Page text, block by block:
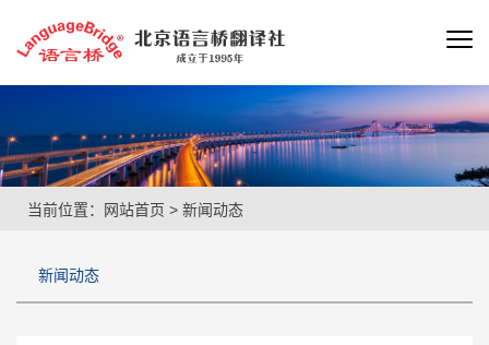
当前位置： 网站首页 > 新闻动态
新闻动态